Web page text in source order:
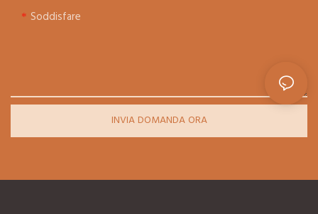
Soddisfare
INVIA DOMANDA ORA